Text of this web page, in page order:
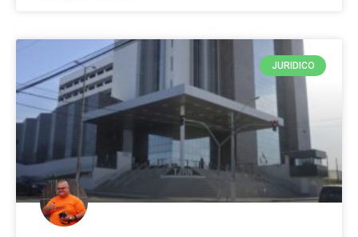
JURIDICO